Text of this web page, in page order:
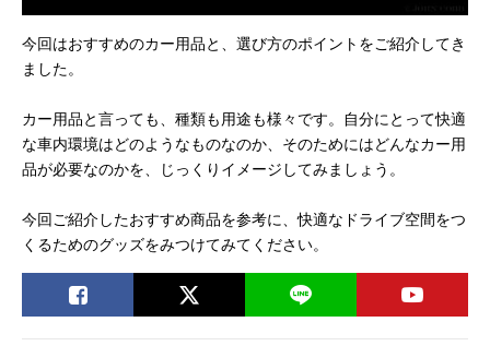
今回はおすすめのカー用品と、選び方のポイントをご紹介してき
ました。
カー用品と言っても、種類も用途も様々です。自分にとって快適
な車内環境はどのようなものなのか、そのためにはどんなカー用
品が必要なのかを、じっくりイメージしてみましょう。
今回ご紹介したおすすめ商品を参考に、快適なドライブ空間をつ
くるためのグッズをみつけてみてください。